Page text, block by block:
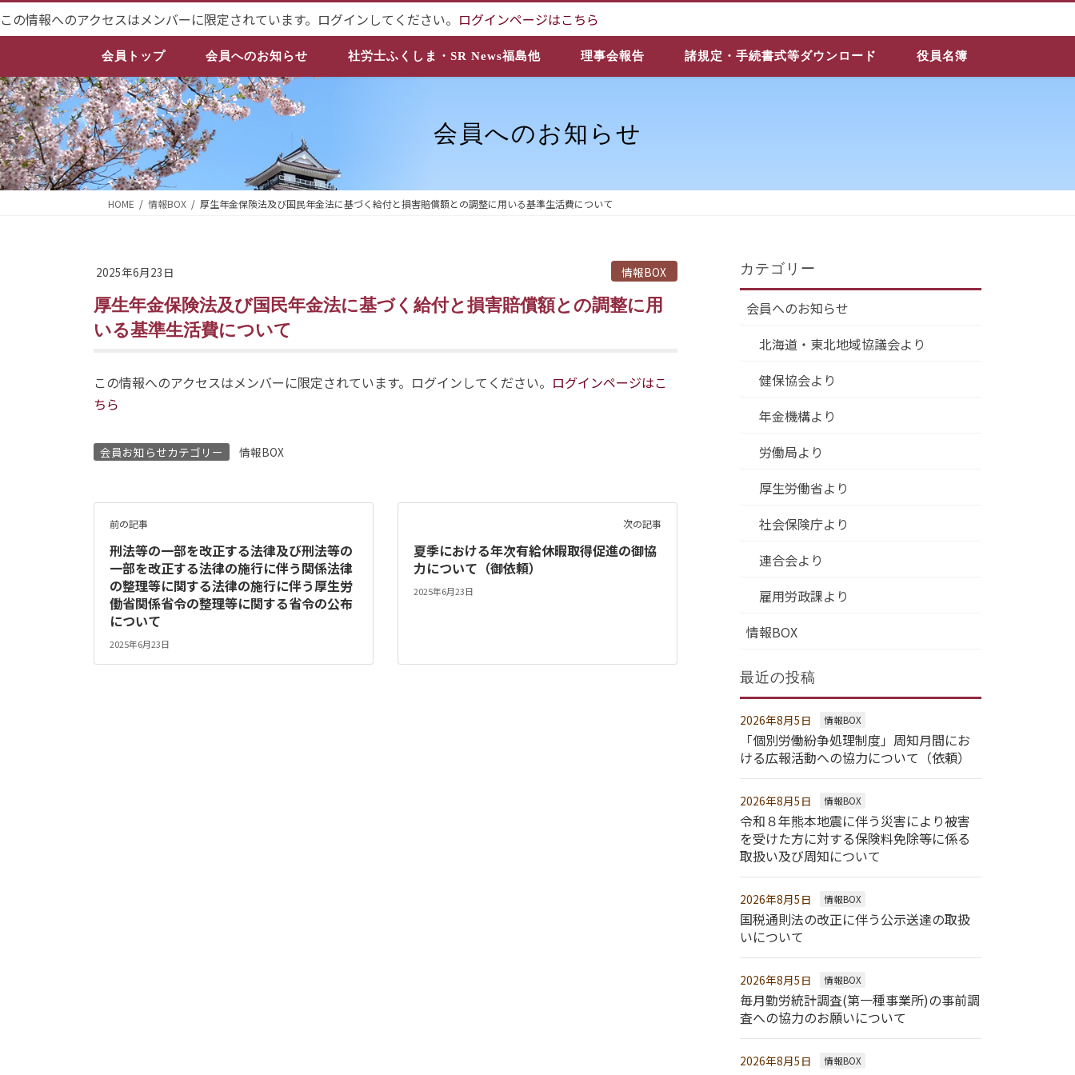
ン
ン
ツ
へ
ス
キ
ッ
ビ
ー
シ
ョ
ン
に
移
この情報へのアクセスはメンバーに限定されています。ログインしてください。 ログインページはこちら
会員トップ 会員へのお知らせ 社労士ふくしま・SR News福島他 理事会報告 諸規定・手続書式等ダウンロード 役員名簿
会員へのお知らせ
HOME 情報BOX 厚生年金保険法及び国民年金法に基づく給付と損害賠償額との調整に用いる基準生活費について
2025年6月23日 情報BOX
厚生年金保険法及び国民年金法に基づく給付と損害賠償額との調整に用
いる基準生活費について
この情報へのアクセスはメンバーに限定されています。ログインしてください。 ログインページはこ
ちら
会員お知らせカテゴリー 情報BOX
前の記事
刑法等の一部を改正する法律及び刑法等の
一部を改正する法律の施行に伴う関係法律
の整理等に関する法律の施行に伴う厚生労
働省関係省令の整理等に関する省令の公布
について
2025年6月23日
次の記事
夏季における年次有給休暇取得促進の御協
力について（御依頼）
2025年6月23日
カテゴリー
会員へのお知らせ
北海道・東北地域協議会より
健保協会より
年金機構より
労働局より
厚生労働省より
社会保険庁より
連合会より
雇用労政課より
情報BOX
最近の投稿
2026年8月5日 情報BOX
「個別労働紛争処理制度」周知月間にお
ける広報活動への協力について（依頼）
2026年8月5日 情報BOX
令和８年熊本地震に伴う災害により被害
を受けた方に対する保険料免除等に係る
取扱い及び周知について
2026年8月5日 情報BOX
国税通則法の改正に伴う公示送達の取扱
いについて
2026年8月5日 情報BOX
毎月勤労統計調査(第一種事業所)の事前調
査への協力のお願いについて
2026年8月5日 情報BOX